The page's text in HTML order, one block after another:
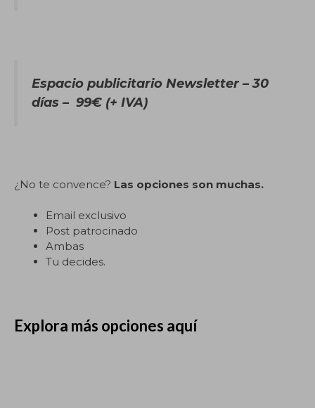
Espacio publicitario Newsletter – 30
días – 99€ (+ IVA)
¿No te convence? Las opciones son muchas.
Email exclusivo
Post patrocinado
Ambas
Tu decides.
Explora más opciones aquí